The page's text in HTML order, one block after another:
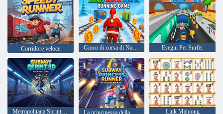
Corridore veloce Gioco di corsa di Natale Santa Surfer Esegui Pet Surfer
Metropolitana Sprint 3D Link Mahjong